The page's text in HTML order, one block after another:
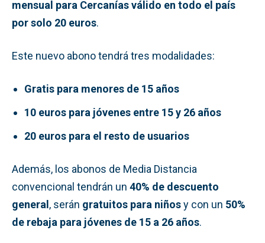
mensual para Cercanías válido en todo el país
por solo 20 euros.
Este nuevo abono tendrá tres modalidades:
Gratis para menores de 15 años
10 euros para jóvenes entre 15 y 26 años
20 euros para el resto de usuarios
Además, los abonos de Media Distancia
convencional tendrán un 40% de descuento
general, serán gratuitos para niñosy con un 50%
de rebaja para jóvenes de 15 a 26 años.